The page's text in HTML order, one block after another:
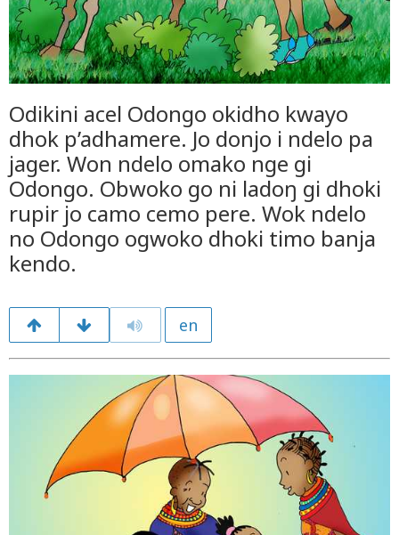
Odikini acel Odongo okidho kwayo
dhok p’adhamere. Jo donjo i ndelo pa
jager. Won ndelo omako nge gi
Odongo. Obwoko go ni ladoŋ gi dhoki
rupir jo camo cemo pere. Wok ndelo
no Odongo ogwoko dhoki timo banja
kendo.
en